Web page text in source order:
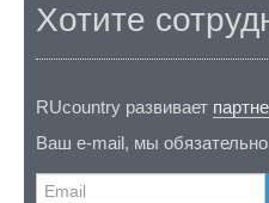
Хотите
RUcountry развивает
Ваш e-mail, мы